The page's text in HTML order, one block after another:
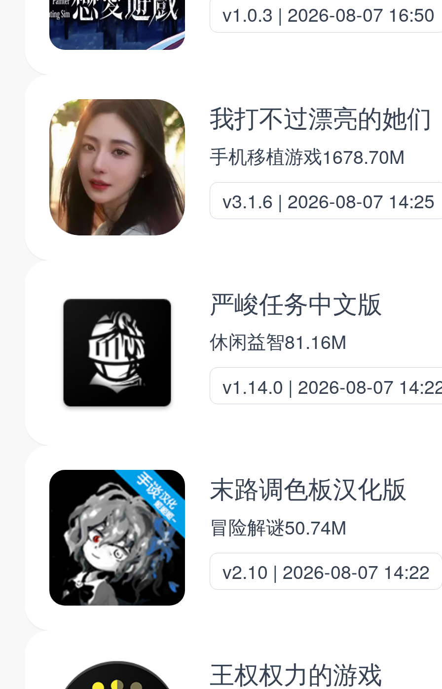
v1.0.3 | 2026-08-07 16:50
我打不过漂亮的她们
手机移植游戏1678.70M
v3.1.6 | 2026-08-07 14:25
严峻任务中文版
休闲益智81.16M
v1.14.0 | 2026-08-07
末路调色板汉化版
冒险解谜50.74M
v2.10 | 2026-08-07 14:22
王权权力的游戏